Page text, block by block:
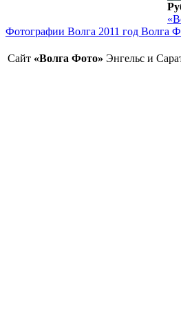
Фотографии Волга 2011 год Волга
Сайт «Волга Фото» Энгельс и